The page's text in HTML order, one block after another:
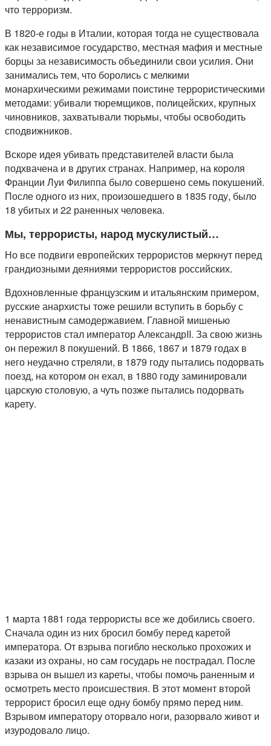
что терроризм.
В 1820-е годы в Италии, которая тогда не существовала
как независимое государство, местная мафия и местные
борцы за независимость объединили свои усилия. Они
занимались тем, что боролись с мелкими
монархическими режимами поистине террористическими
методами: убивали тюремщиков, полицейских, крупных
чиновников, захватывали тюрьмы, чтобы освободить
сподвижников.
Вскоре идея убивать представителей власти была
подхвачена и в других странах. Например, на короля
Франции Луи Филиппа было совершено семь покушений.
После одного из них, произошедшего в 1835 году, было
18 убитых и 22 раненных человека.
Мы, террористы, народ мускулистый…
Но все подвиги европейских террористов меркнут перед
грандиозными деяниями террористов российских.
Вдохновленные французским и итальянским примером,
русские анархисты тоже решили вступить в борьбу с
ненавистным самодержавием. Главной мишенью
террористов стал император АлександрII. За свою жизнь
он пережил 8 покушений. В 1866, 1867 и 1879 годах в
него неудачно стреляли, в 1879 году пытались подорвать
поезд, на котором он ехал, в 1880 году заминировали
царскую столовую, а чуть позже пытались подорвать
карету.
1 марта 1881 года террористы все же добились своего.
Сначала один из них бросил бомбу перед каретой
императора. От взрыва погибло несколько прохожих и
казаки из охраны, но сам государь не пострадал. После
взрыва он вышел из кареты, чтобы помочь раненным и
осмотреть место происшествия. В этот момент второй
террорист бросил еще одну бомбу прямо перед ним.
Взрывом императору оторвало ноги, разорвало живот и
изуродовало лицо.